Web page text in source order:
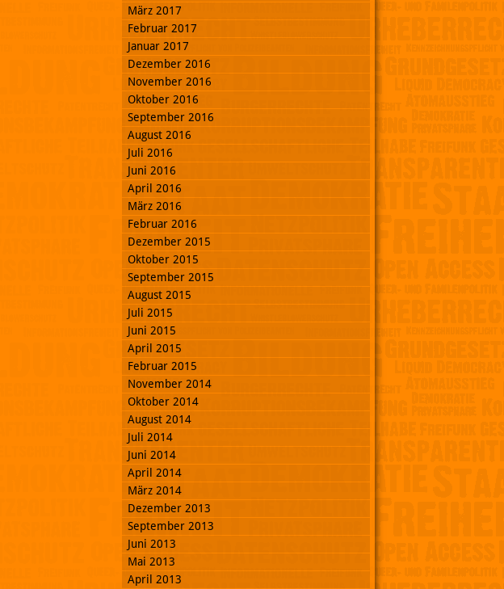
März 2017
Februar 2017
Januar 2017
Dezember 2016
November 2016
Oktober 2016
September 2016
August 2016
Juli 2016
Juni 2016
April 2016
März 2016
Februar 2016
Dezember 2015
Oktober 2015
September 2015
August 2015
Juli 2015
Juni 2015
April 2015
Februar 2015
November 2014
Oktober 2014
August 2014
Juli 2014
Juni 2014
April 2014
März 2014
Dezember 2013
September 2013
Juni 2013
Mai 2013
April 2013